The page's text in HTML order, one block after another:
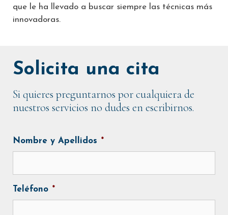
que le ha llevado a buscar siempre las técnicas más
innovadoras.
Solicita una cita
Si quieres preguntarnos por cualquiera de
nuestros servicios no dudes en escribirnos.
Nombre y Apellidos *
Teléfono *